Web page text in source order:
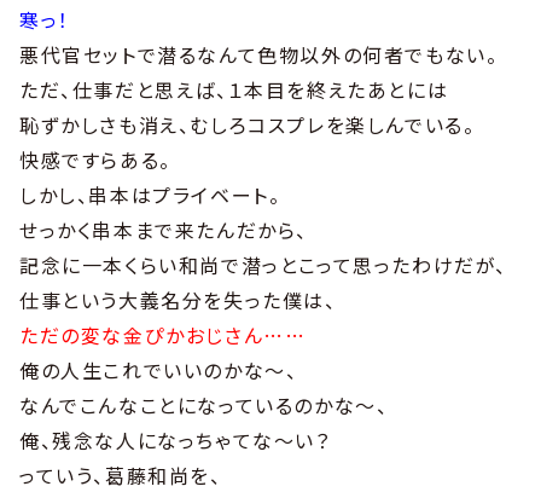
寒っ！
悪代官セットで潜るなんて色物以外の何者でもない。
ただ、仕事だと思えば、１本目を終えたあとには
恥ずかしさも消え、むしろコスプレを楽しんでいる。
快感ですらある。
しかし、串本はプライベート。
せっかく串本まで来たんだから、
記念に一本くらい和尚で潜っとこって思ったわけだが、
仕事という大義名分を失った僕は、
ただの変な金ぴかおじさん……
俺の人生これでいいのかな〜、
なんでこんなことになっているのかな〜、
俺、残念な人になっちゃてな〜い？
っていう、葛藤和尚を、